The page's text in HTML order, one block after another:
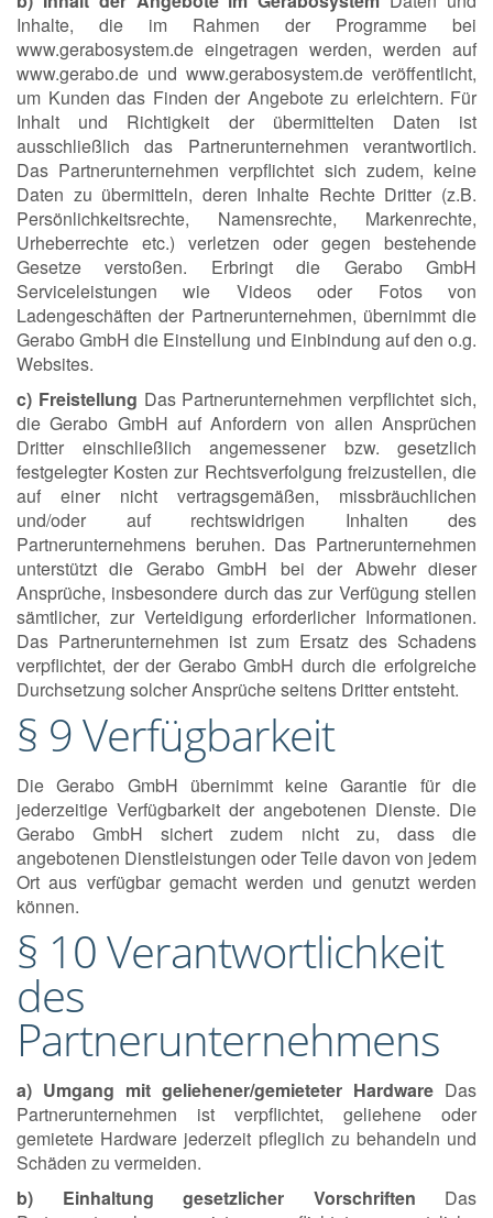
Inhalte, die im Rahmen der Programme bei
www.gerabosystem.de eingetragen werden, werden auf
www.gerabo.de und www.gerabosystem.de veröffentlicht,
um Kunden das Finden der Angebote zu erleichtern. Für
Inhalt und Richtigkeit der übermittelten Daten ist
ausschließlich das Partnerunternehmen verantwortlich.
Das Partnerunternehmen verpflichtet sich zudem, keine
Daten zu übermitteln, deren Inhalte Rechte Dritter (z.B.
Persönlichkeitsrechte, Namensrechte, Markenrechte,
Urheberrechte etc.) verletzen oder gegen bestehende
Gesetze verstoßen. Erbringt die Gerabo GmbH
Serviceleistungen wie Videos oder Fotos von
Ladengeschäften der Partnerunternehmen, übernimmt die
Gerabo GmbH die Einstellung und Einbindung auf den o.g.
Websites.
c) Freistellung Das Partnerunternehmen verpflichtet sich,
die Gerabo GmbH auf Anfordern von allen Ansprüchen
Dritter einschließlich angemessener bzw. gesetzlich
festgelegter Kosten zur Rechtsverfolgung freizustellen, die
auf einer nicht vertragsgemäßen, missbräuchlichen
und/oder auf rechtswidrigen Inhalten des
Partnerunternehmens beruhen. Das Partnerunternehmen
unterstützt die Gerabo GmbH bei der Abwehr dieser
Ansprüche, insbesondere durch das zur Verfügung stellen
sämtlicher, zur Verteidigung erforderlicher Informationen.
Das Partnerunternehmen ist zum Ersatz des Schadens
verpflichtet, der der Gerabo GmbH durch die erfolgreiche
Durchsetzung solcher Ansprüche seitens Dritter entsteht.
§ 9 Verfügbarkeit
Die Gerabo GmbH übernimmt keine Garantie für die
jederzeitige Verfügbarkeit der angebotenen Dienste. Die
Gerabo GmbH sichert zudem nicht zu, dass die
angebotenen Dienstleistungen oder Teile davon von jedem
Ort aus verfügbar gemacht werden und genutzt werden
können.
§ 10 Verantwortlichkeit
des
Partnerunternehmens
a) Umgang mit geliehener/gemieteter Hardware Das
Partnerunternehmen ist verpflichtet, geliehene oder
gemietete Hardware jederzeit pfleglich zu behandeln und
Schäden zu vermeiden.
b) Einhaltung gesetzlicher Vorschriften Das